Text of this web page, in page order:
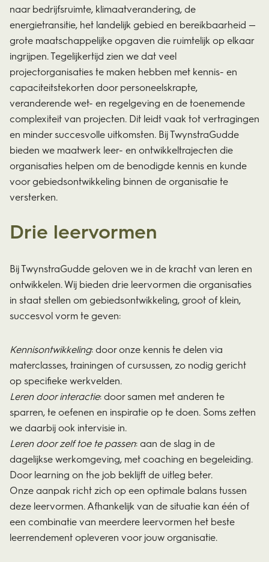
naar bedrijfsruimte, klimaatverandering, de
energietransitie, het landelijk gebied en bereikbaarheid —
grote maatschappelijke opgaven die ruimtelijk op elkaar
ingrijpen. Tegelijkertijd zien we dat veel
projectorganisaties te maken hebben met kennis- en
capaciteitstekorten door personeelskrapte,
veranderende wet- en regelgeving en de toenemende
complexiteit van projecten. Dit leidt vaak tot vertragingen
en minder succesvolle uitkomsten. Bij TwynstraGudde
bieden we maatwerk leer- en ontwikkeltrajecten die
organisaties helpen om de benodigde kennis en kunde
voor gebiedsontwikkeling binnen de organisatie te
versterken.
Drie leervormen
Bij TwynstraGudde geloven we in de kracht van leren en
ontwikkelen. Wij bieden drie leervormen die organisaties
in staat stellen om gebiedsontwikkeling, groot of klein,
succesvol vorm te geven:
Kennisontwikkeling: door onze kennis te delen via
materclasses, trainingen of cursussen, zo nodig gericht
op specifieke werkvelden.
Leren door interactie: door samen met anderen te
sparren, te oefenen en inspiratie op te doen. Soms zetten
we daarbij ook intervisie in.
Leren door zelf toe te passen: aan de slag in de
dagelijkse werkomgeving, met coaching en begeleiding.
Door learning on the job beklijft de uitleg beter.
Onze aanpak richt zich op een optimale balans tussen
deze leervormen. Afhankelijk van de situatie kan één of
een combinatie van meerdere leervormen het beste
leerrendement opleveren voor jouw organisatie.